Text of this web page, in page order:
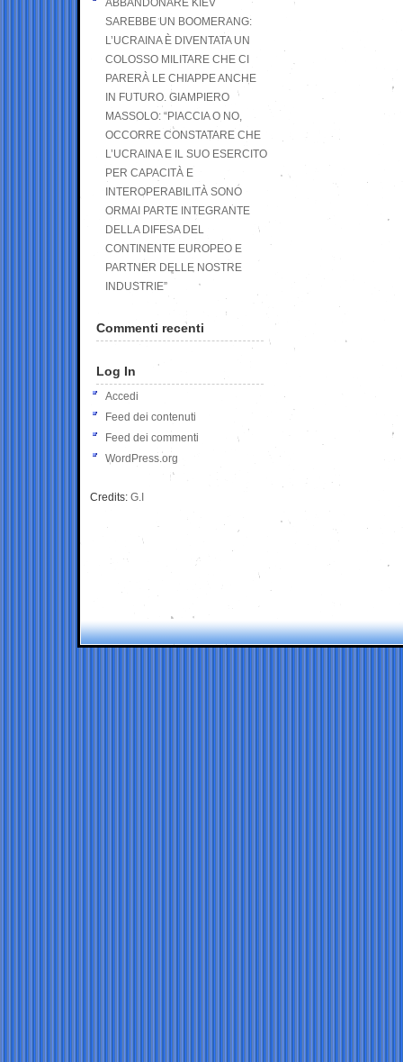
ABBANDONARE KIEV
SAREBBE UN BOOMERANG:
L’UCRAINA È DIVENTATA UN
COLOSSO MILITARE CHE CI
PARERÀ LE CHIAPPE ANCHE
IN FUTURO. GIAMPIERO
MASSOLO: “PIACCIA O NO,
OCCORRE CONSTATARE CHE
L’UCRAINA E IL SUO ESERCITO
PER CAPACITÀ E
INTEROPERABILITÀ SONO
ORMAI PARTE INTEGRANTE
DELLA DIFESA DEL
CONTINENTE EUROPEO E
PARTNER DELLE NOSTRE
INDUSTRIE”
Commenti recenti
Log In
Accedi
Feed dei contenuti
Feed dei commenti
WordPress.org
Credits: G.I